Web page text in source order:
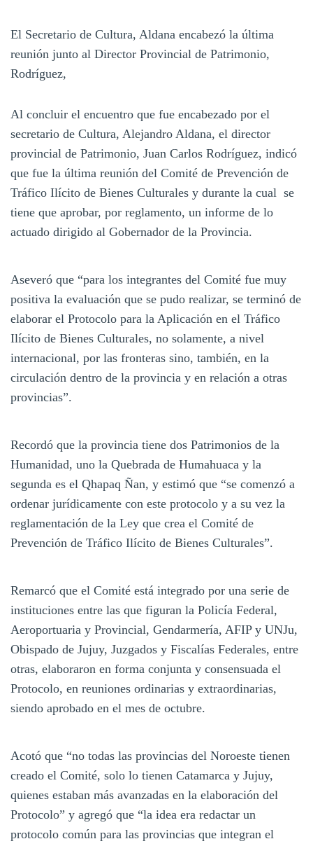
El Secretario de Cultura, Aldana encabezó la última
reunión junto al Director Provincial de Patrimonio,
Rodríguez,
Al concluir el encuentro que fue encabezado por el
secretario de Cultura, Alejandro Aldana, el director
provincial de Patrimonio, Juan Carlos Rodríguez, indicó
que fue la última reunión del Comité de Prevención de
Tráfico Ilícito de Bienes Culturales y durante la cual se
tiene que aprobar, por reglamento, un informe de lo
actuado dirigido al Gobernador de la Provincia.
Aseveró que “para los integrantes del Comité fue muy
positiva la evaluación que se pudo realizar, se terminó de
elaborar el Protocolo para la Aplicación en el Tráfico
Ilícito de Bienes Culturales, no solamente, a nivel
internacional, por las fronteras sino, también, en la
circulación dentro de la provincia y en relación a otras
provincias”.
Recordó que la provincia tiene dos Patrimonios de la
Humanidad, uno la Quebrada de Humahuaca y la
segunda es el Qhapaq Ñan, y estimó que “se comenzó a
ordenar jurídicamente con este protocolo y a su vez la
reglamentación de la Ley que crea el Comité de
Prevención de Tráfico Ilícito de Bienes Culturales”.
Remarcó que el Comité está integrado por una serie de
instituciones entre las que figuran la Policía Federal,
Aeroportuaria y Provincial, Gendarmería, AFIP y UNJu,
Obispado de Jujuy, Juzgados y Fiscalías Federales, entre
otras, elaboraron en forma conjunta y consensuada el
Protocolo, en reuniones ordinarias y extraordinarias,
siendo aprobado en el mes de octubre.
Acotó que “no todas las provincias del Noroeste tienen
creado el Comité, solo lo tienen Catamarca y Jujuy,
quienes estaban más avanzadas en la elaboración del
Protocolo” y agregó que “la idea era redactar un
protocolo común para las provincias que integran el